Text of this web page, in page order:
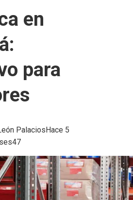
en
para
Palacios Hace 5
47